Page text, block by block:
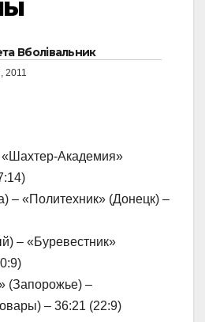
Вболівальник
2011
Академия»
– «Политехник» (Донецк) –
– «Буревестник»
(Запорожье) –
– 36:21 (22:9)